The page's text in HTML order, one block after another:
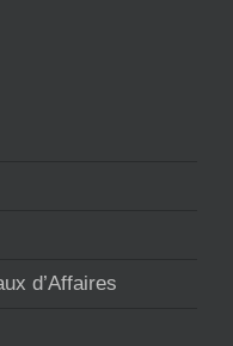
d’Affaires